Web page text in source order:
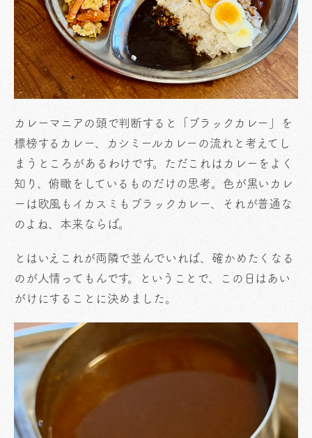
カレーマニアの頭で判断すると「ブラックカレー」を
標榜するカレー、カシミールカレーの流れと考えてし
まうところがあるわけです。ただこれはカレーをよく
知り、俯瞰をしているものだけの思考。色が黒いカレ
ーは欧風もイカスミもブラックカレー、それが普通な
のよね、本来ならば。
とはいえこれが両隣で並んでいれば、確かめたくなる
のが人情ってもんです。ということで、この日はあい
がけにすることに決めました。